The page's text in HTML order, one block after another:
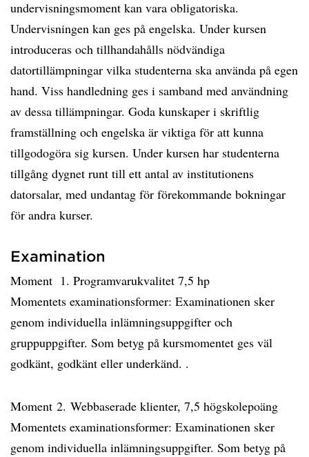
undervisningsmoment kan vara obligatoriska.
Undervisningen kan ges på engelska. Under kursen
introduceras och tillhandahålls nödvändiga
datortillämpningar vilka studenterna ska använda på egen
hand. Viss handledning ges i samband med användning
av dessa tillämpningar. Goda kunskaper i skriftlig
framställning och engelska är viktiga för att kunna
tillgodogöra sig kursen. Under kursen har studenterna
tillgång dygnet runt till ett antal av institutionens
datorsalar, med undantag för förekommande bokningar
för andra kurser.
Examination
Moment 1. Programvarukvalitet 7,5 hp
Momentets examinationsformer: Examinationen sker
genom individuella inlämningsuppgifter och
gruppuppgifter. Som betyg på kursmomentet ges väl
godkänt, godkänt eller underkänd. .
Moment 2. Webbaserade klienter, 7,5 högskolepoäng
Momentets examinationsformer: Examinationen sker
genom individuella inlämningsuppgifter. Som betyg på